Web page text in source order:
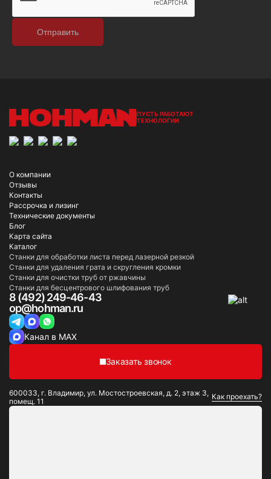
Отправить
ПУСТЬ РАБОТАЮТ
ТЕХНОЛОГИИ
О компании
Отзывы
Контакты
Рассрочка и лизинг
Технические документы
Блог
Карта сайта
Каталог
Станки для обработки листа перед лазерной резкой
Станки для удаления грата и скругления кромки
Станки для очистки труб от ржавчины
Станки для бесцентрового шлифования труб
8 (492) 249-46-43
op@hohman.ru
Канал в MAX
Заказать звонок
600033, г. Владимир, ул. Мостостроевская, д. 2, этаж 3,
помещ. 11
Как проехать?